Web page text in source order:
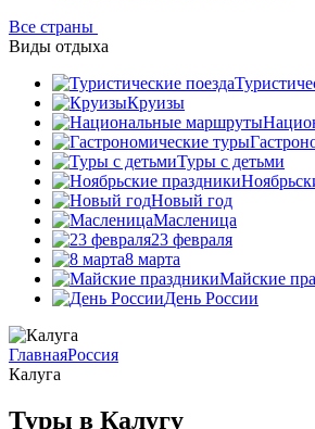
Все страны
Виды отдыха
Круизы
Туры с детьми
Новый год
Масленица
23 февраля
8 марта
Майские
День России
ГлавнаяРоссия
Калуга
Туры в Калугу